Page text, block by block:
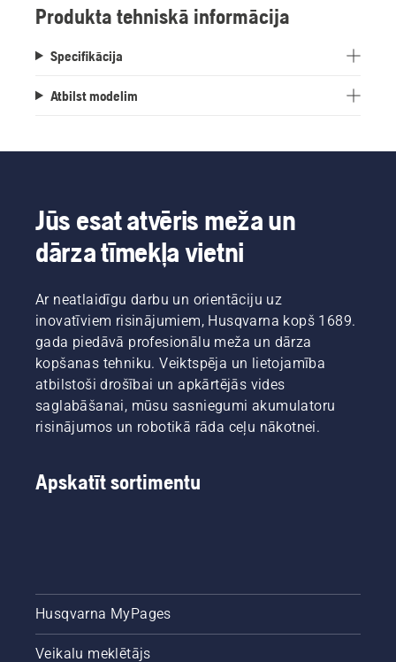
Produkta tehniskā informācija
Specifikācija
Atbilst modelim
Jūs esat atvēris meža un
dārza tīmekļa vietni
Ar neatlaidīgu darbu un orientāciju uz
inovatīviem risinājumiem, Husqvarna kopš 1689.
gada piedāvā profesionālu meža un dārza
kopšanas tehniku. Veiktspēja un lietojamība
atbilstoši drošībai un apkārtējās vides
saglabāšanai, mūsu sasniegumi akumulatoru
risinājumos un robotikā rāda ceļu nākotnei.
Apskatīt sortimentu
Husqvarna MyPages
Veikalu meklētājs